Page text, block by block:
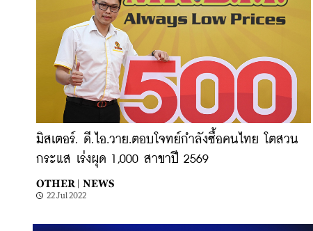
มิสเตอร์. ดี.ไอ.วาย.ตอบโจทย์กำลังซื้อคนไทย โตสวน
กระแส เร่งผุด 1,000 สาขาปี 2569
OTHER | NEWS
22 Jul 2022